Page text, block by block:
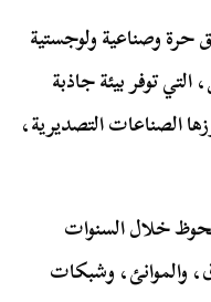
وصناعية ولوجستية
توفر بيئة جاذبة
الصناعات التصديرية،
خلال السنوات
والموانئ، وشبكات